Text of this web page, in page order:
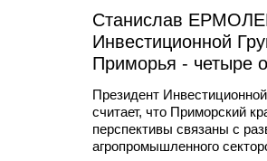
Станислав
Инвестиционной
Приморья - четыре
Президент
считает, что Приморский
перспективы связаны с
агропромышленного